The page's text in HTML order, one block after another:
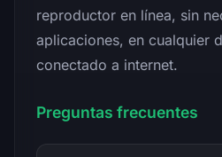
reproductor en línea, sin
aplicaciones, en cualquier
conectado a internet.
Preguntas frecuentes